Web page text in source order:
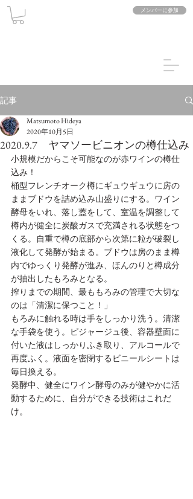
メンバーに参加
記事
2020.9.7 ヤマソービニオンの樽仕込み
Matsumoto Hideya
2020年10月5日
小規模だからこそ可能なのが赤ワインの樽仕
込み！
桶型フレンチオーク樽にギュウギュウに房の
ままブドウを詰め込み山盛りにする。ワイン
酵母をいれ、落し蓋をして、室温を調整して
樽内が健全に炭酸ガスで充満される状態をつ
くる。自重で樽の底部から次第に粒が破裂し
液化して発酵が始まる。ブドウは房のまま樽
内でゆっくり発酵が進み、ほんのりと樽成分
が抽出したもろみとなる。
搾りまでの期間、最ももろみの管理で大切な
のは「清潔に保つこと！」
もろみに触れる時は手をしっかり洗う。清潔
な手袋を使う。ピジャージュ後、容器壁面に
付いた液はしっかりふき取り、アルコールで
再度ふく。液面を密閉するビニールシートは
毎日換える。
発酵中、健全にワイン酵母のみが健やかに活
動するために、自分ができる技術はこれだ
け。